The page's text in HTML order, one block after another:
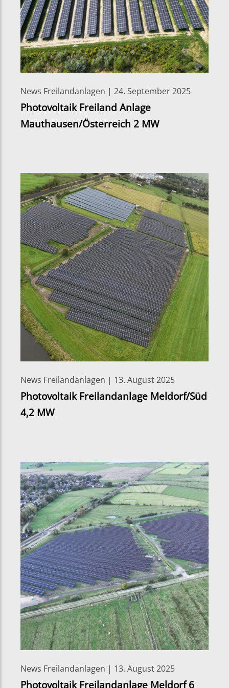
News Freilandanlagen | 24. September 2025
Photovoltaik Freiland Anlage
Mauthausen/Österreich 2 MW
News Freilandanlagen | 13. August 2025
Photovoltaik Freilandanlage Meldorf/Süd
4,2 MW
News Freilandanlagen | 13. August 2025
Photovoltaik Freilandanlage Meldorf 6